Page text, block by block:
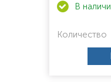
Количество